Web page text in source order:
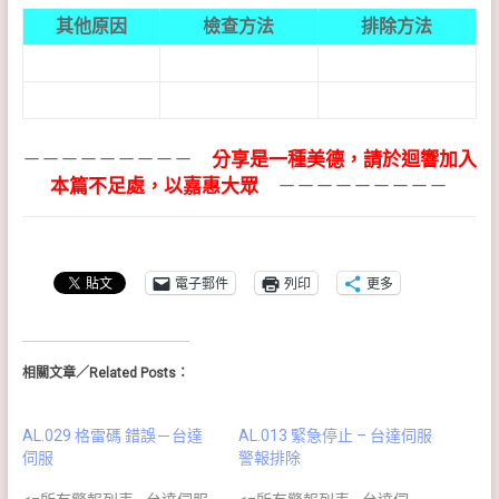
其他原因 檢查方法 排除方法
－－－－－－－－－ 分享是一種美德，請於迴響加入
本篇不足處，以嘉惠大眾 －－－－－－－－－
電子郵件 列印 更多
相關文章／Related Posts：
AL.029 格雷碼 錯誤－台達
伺服
AL.013 緊急停止 – 台達伺服
警報排除